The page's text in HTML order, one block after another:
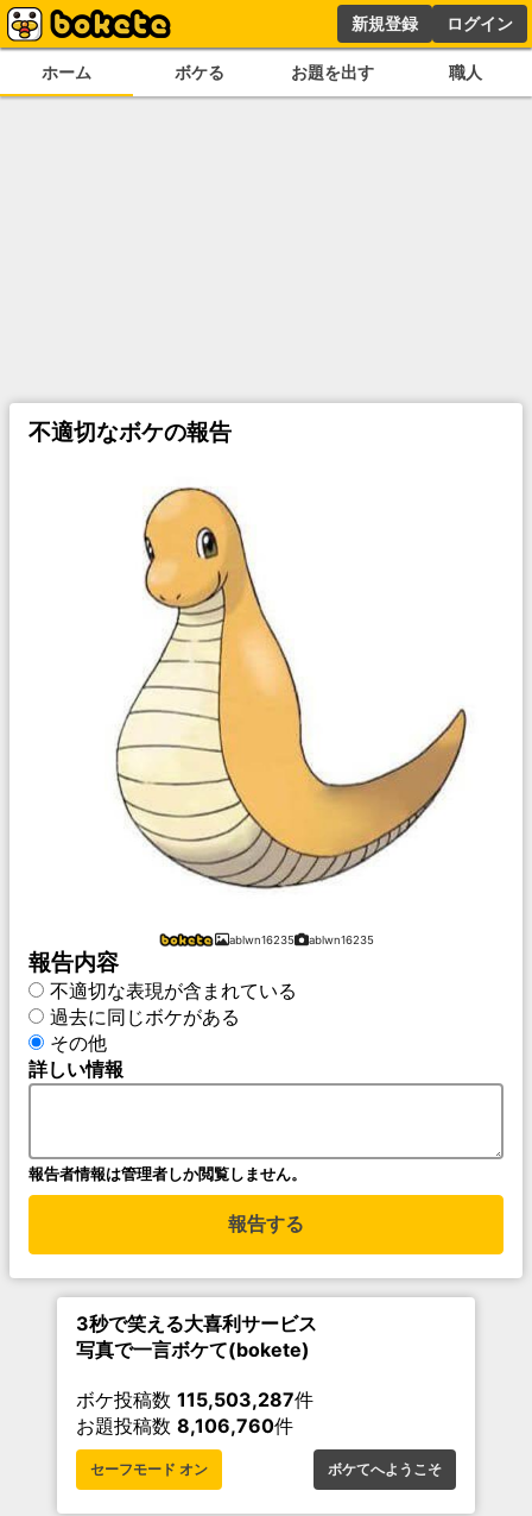
新規登録 ログイン
ホーム ボケる お題を出す 職人
不適切なボケの報告
ablwn16235 ablwn16235
報告内容
不適切な表現が含まれている
過去に同じボケがある
その他
詳しい情報
報告者情報は管理者しか閲覧しません。
報告する
3秒で笑える大喜利サービス
写真で一言ボケて(bokete)
ボケ投稿数 115,503,287件
お題投稿数 8,106,760件
セーフモード オン ボケてへようこそ